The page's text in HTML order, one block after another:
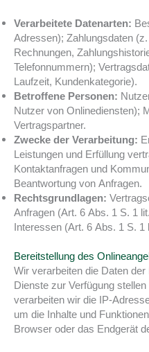
Verarbeitete Datenarten:
Adressen); Zahlungsdaten
Rechnungen,
Telefonnummern);
Laufzeit, Kundenkategorie).
Betroffene Personen:
Nutzer von Onlinediensten);
Vertragspartner.
Zwecke der Verarbeitung:
Leistungen und Erfüllung
Kontaktanfragen und
Beantwortung von Anfragen.
Rechtsgrundlagen:
Anfragen (Art. 6 Abs. 1 S. 1
Interessen (Art. 6 Abs. 1 S. 1
Bereitstellung des
Wir verarbeiten die Daten
Dienste zur Verfügung
verarbeiten wir die IP-
um die Inhalte und
Browser oder das Endgerät